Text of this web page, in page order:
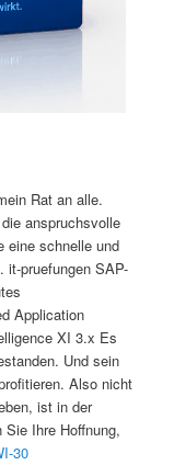
Rat an alle.
anspruchsvolle
eine schnelle und
it-pruefungen SAP-
Application
XI 3.x Es
Und sein
Also nicht
ist in der
Ihre Hoffnung,
30